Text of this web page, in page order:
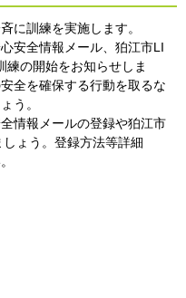
に訓練を実施します。
安全情報メール、狛江市LI
練の開始をお知らせしま
全を確保する行動を取るな
う。
情報メールの登録や狛江市
ょう。登録方法等詳細